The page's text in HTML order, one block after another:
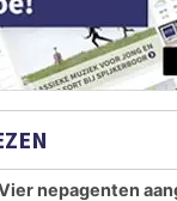
nepagenten